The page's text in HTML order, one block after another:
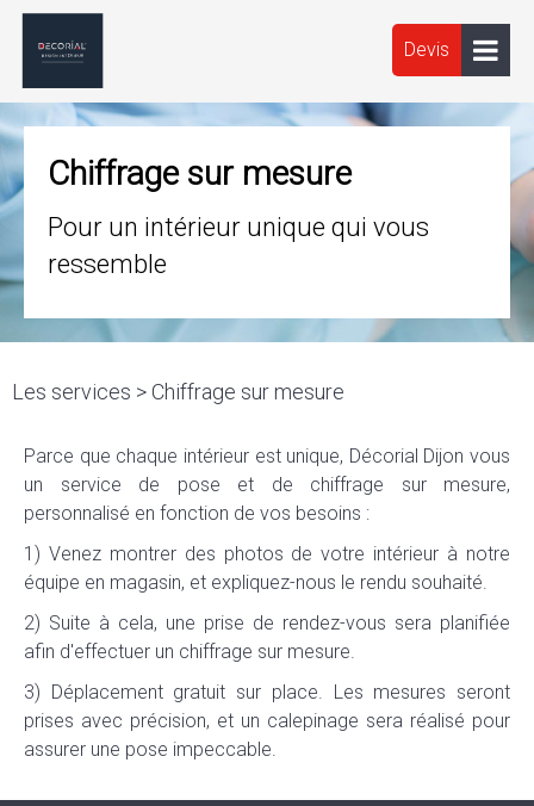
Devis
Chiffrage sur mesure
Pour un intérieur unique qui vous
ressemble
Les services > Chiffrage sur mesure
Parce que chaque intérieur est unique, Décorial Dijon vous
un service de pose et de chiffrage sur mesure,
personnalisé en fonction de vos besoins :
1) Venez montrer des photos de votre intérieur à notre
équipe en magasin, et expliquez-nous le rendu souhaité.
2) Suite à cela, une prise de rendez-vous sera planifiée
afin d'effectuer un chiffrage sur mesure.
3) Déplacement gratuit sur place. Les mesures seront
prises avec précision, et un calepinage sera réalisé pour
assurer une pose impeccable.